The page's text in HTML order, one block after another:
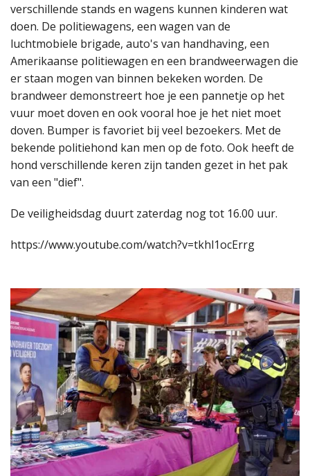
verschillende stands en wagens kunnen kinderen wat
doen. De politiewagens, een wagen van de
luchtmobiele brigade, auto's van handhaving, een
Amerikaanse politiewagen en een brandweerwagen die
er staan mogen van binnen bekeken worden. De
brandweer demonstreert hoe je een pannetje op het
vuur moet doven en ook vooral hoe je het niet moet
doven. Bumper is favoriet bij veel bezoekers. Met de
bekende politiehond kan men op de foto. Ook heeft de
hond verschillende keren zijn tanden gezet in het pak
van een "dief".
De veiligheidsdag duurt zaterdag nog tot 16.00 uur.
https://www.youtube.com/watch?v=tkhl1ocErrg